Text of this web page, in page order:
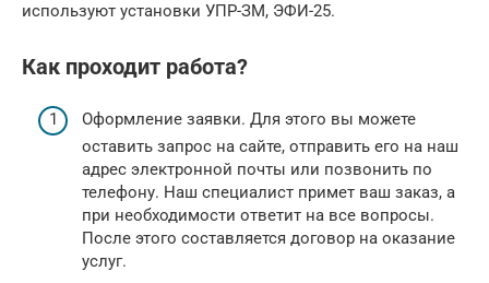
используют установки УПР-ЗМ, ЭФИ-25.
Как проходит работа?
Оформление заявки. Для этого вы можете
оставить запрос на сайте, отправить его на наш
адрес электронной почты или позвонить по
телефону. Наш специалист примет ваш заказ, а
при необходимости ответит на все вопросы.
После этого составляется договор на оказание
услуг.